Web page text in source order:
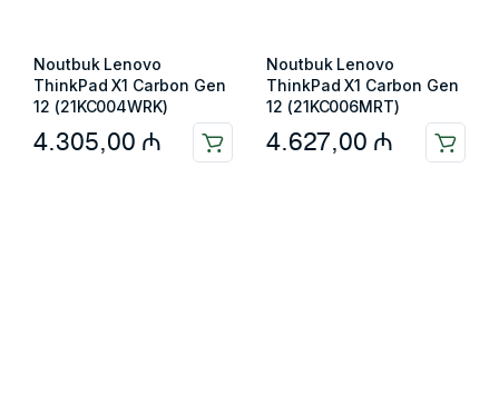
Noutbuk Lenovo
ThinkPad X1 Carbon Gen
12 (21KC004WRK)
4.305,00 ₼
Noutbuk Lenovo
ThinkPad X1 Carbon Gen
12 (21KC006MRT)
4.627,00 ₼